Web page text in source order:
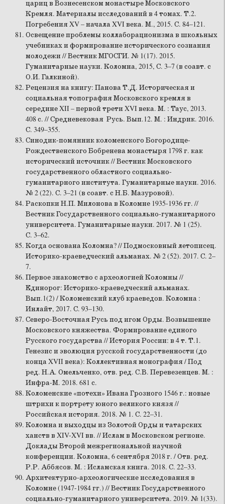
цариц в Вознесенском монастыре Московского
Кремля. Материалы исследований в 4 томах. Т.2.
Погребения XV – начала XVI века. М., 2015. С. 84–121.
Освещение проблемы коллаборационизма в школьных
учебниках и формирование исторического сознания
молодежи // Вестник МГОСГИ. № 1(17). 2015.
Гуманитарные науки. Коломна, 2015, С. 3–7 (в соавт. с
О.И. Галкиной).
Рецензия на книгу: Панова Т.Д. Историческая и
социальная топография Московского кремля в
середине XII – первой трети XVI века. М. : Таус, 2013.
408 с. // Средневековая Русь. Вып.12. М. : Индрик. 2016.
С. 349–355.
Синодик-помянник коломенского Богородице-
Рождественского Бобренева монастыря 1798 г. как
исторический источник // Вестник Московского
государственного областного социально-
гуманитарного института. Гуманитарные науки. 2016.
№ 2 (22). С. 3–21 (в соавт. с Н.Б. Мазуровой).
Раскопки Н.П. Милонова в Коломне 1935-1936 гг. //
Вестник Государственного социально-гуманитарного
университета. Гуманитарные науки. 2017. № 1 (25).
С. 3–62.
Когда основана Коломна? // Подмосковный летописец.
Историко-краеведческий альманах. № 2 (52). 2017. С. 2–
7.
Первое знакомство с археологией Коломны //
Единорог: Историко-краеведческий альманах.
Вып.1(2) / Коломенский клуб краеведов. Коломна :
Инлайт, 2017. С. 93–130.
Северо-Восточная Русь под игом Орды. Возвышение
Московского княжества. Формирование единого
Русского государства // История России: в 4 т. Т.1.
Генезис и эволюция русской государственности (до
конца XVII века): Коллективная монография / Под
ред. Н.А. Омельченко, отв. ред. С.В. Перевезенцев. М. :
Инфра-М. 2018. 681 с.
Коломенские «потехи» Ивана Грозного 1546 г.: новые
штрихи к портрету юного великого князя //
Российская история. 2018. № 1. С. 22–31.
Коломна и выходцы из Золотой Орды и татарских
ханств в XIV-XVI вв. // Ислам в Московском регионе.
Доклады Второй межрегиональной научной
конференции. Коломна, 6 сентября 2018 г. / Отв. ред.
Р.Р. Аббясов. М. : Исламская книга. 2018. С. 22–33.
Архитектурно-археологические исследования в
Коломне (1947-1984 гг.) // Вестник Государственного
социально-гуманитарного университета. 2019. № 1(33).